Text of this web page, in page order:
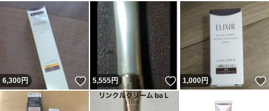
6,300円 いいね！
5,555円 いいね！
1,000円